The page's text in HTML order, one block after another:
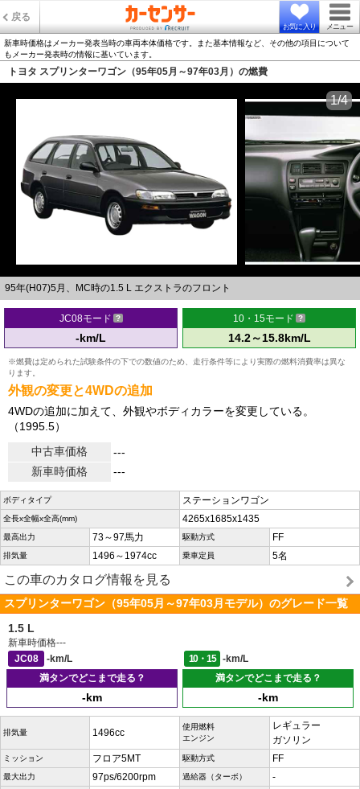
戻る
お気に入り メニュー
新車時価格はメーカー発表当時の車両本体価格です。また基本情報など、その他の項目について
もメーカー発表時の情報に基いています。
トヨタ スプリンターワゴン（95年05月～97年03月）の燃費
95年(H07)5月、MC時の1.5 L エクストラのフロント
1/4
JC08モード
-km/L
10・15モード
14.2～15.8km/L
※燃費は定められた試験条件の下での数値のため、走行条件等により実際の燃料消費率は異な
ります。
外観の変更と4WDの追加
4WDの追加に加えて、外観やボディカラーを変更している。
（1995.5）
中古車価格
---
新車時価格
---
ボディタイプ ステーションワゴン
全長x全幅x全高(mm) 4265x1685x1435
最高出力 73～97馬力 駆動方式 FF
排気量 1496～1974cc 乗車定員 5名
この車のカタログ情報を見る
スプリンターワゴン（95年05月～97年03月モデル）のグレード一覧
1.5 L
新車時価格---
JC08
-km/L 10・15
-km/L
満タンでどこまで走る？
-km
満タンでどこまで走る？
-km
排気量 1496cc
使用燃料
エンジン
レギュラー
ガソリン
ミッション フロア5MT 駆動方式 FF
最大出力 97ps/6200rpm 過給器（ターボ） -